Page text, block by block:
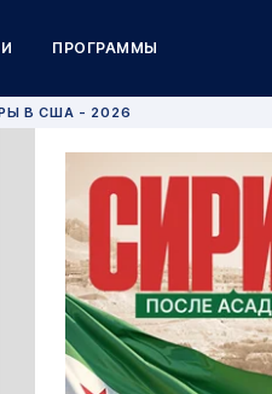
ПРОГРАММЫ
В США - 2026